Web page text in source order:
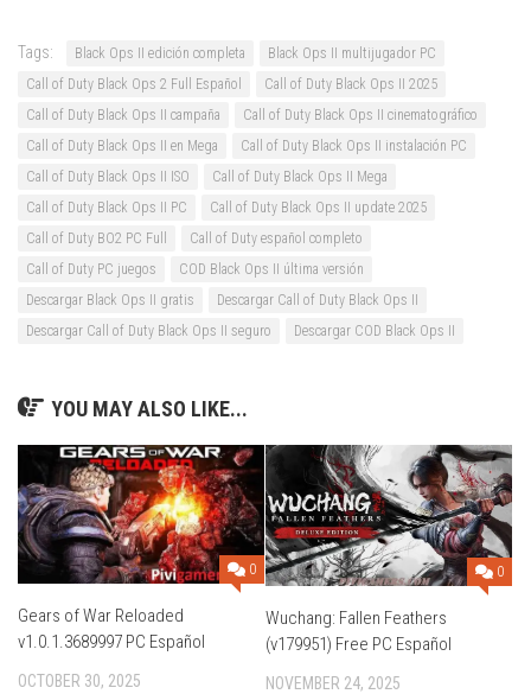
Tags: Black Ops II edición completa
Black Ops II multijugador PC
Call of Duty Black Ops 2 Full Español
Call of Duty Black Ops II 2025
Call of Duty Black Ops II campaña
Call of Duty Black Ops II cinematográfico
Call of Duty Black Ops II en Mega
Call of Duty Black Ops II instalación PC
Call of Duty Black Ops II ISO
Call of Duty Black Ops II Mega
Call of Duty Black Ops II PC
Call of Duty Black Ops II update 2025
Call of Duty BO2 PC Full
Call of Duty español completo
Call of Duty PC juegos
COD Black Ops II última versión
Descargar Black Ops II gratis
Descargar Call of Duty Black Ops II
Descargar Call of Duty Black Ops II seguro
Descargar COD Black Ops II
YOU MAY ALSO LIKE...
0
Gears of War Reloaded
v1.0.1.3689997 PC Español
OCTOBER 30, 2025
0
Wuchang: Fallen Feathers
(v179951) Free PC Español
NOVEMBER 24, 2025